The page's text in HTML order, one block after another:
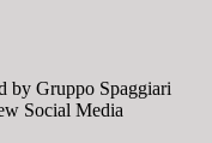
by Gruppo Spaggiari
Social Media